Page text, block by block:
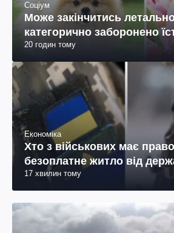
Соціум
Може закінчитись
категорично заборонено
20 годин тому
Економіка
Хто з військових має
безоплатне житло від
17 хвилин тому